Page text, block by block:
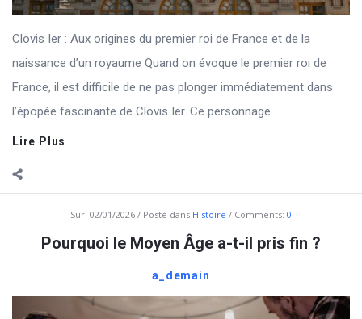
Clovis Ier : Aux origines du premier roi de France et de la
naissance d’un royaume Quand on évoque le premier roi de
France, il est difficile de ne pas plonger immédiatement dans
l’épopée fascinante de Clovis Ier. Ce personnage ...
Lire Plus
Sur: 02/01/2026 Posté dans Histoire Comments: 0
Pourquoi le Moyen Âge a-t-il pris fin ?
a_demain